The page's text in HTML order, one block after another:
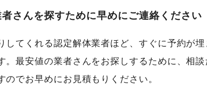
さんを探すために早めにご連絡ください
してくれる認定解体業者ほど、すぐに予約が埋
。最安値の業者さんをお探しするために、相談
のでお早めにお見積もりください。